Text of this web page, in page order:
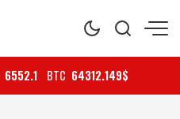
6552.1 BTC 64312.149$